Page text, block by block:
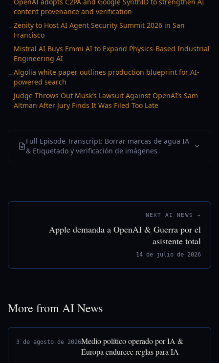
→
content provenance and verification
→Zenity to Host AI Agent Security Summit 2026 in San
Francisco
→ Mistral AI Buys Emmi AI to Expand Physics-Based Industrial
Engineering AI
→Algolia white paper outlines production blueprint for AI-
powered search
→ Judge Throws Out Musk’s Lawsuit Against OpenAI’s Sam
Altman After Jury Finds It Was Filed Too Late
Full Episode Transcript: Borrar marcas de agua IA
& Etiquetado y verificación de imágenes
NEXT AI NEWS →
Apple demanda a OpenAI & Guerra por el
asistente total
14 de julio de 2026
More from AI News
3 de agosto de 2026Medio político operado por IA &
Europa endurece reglas para IA